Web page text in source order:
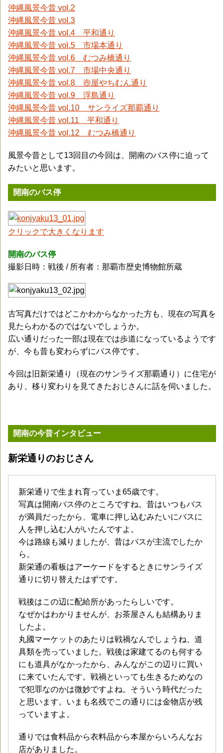
沖縄風景今昔 vol.2
沖縄風景今昔 vol.3
沖縄風景今昔 vol.4 平和通り
沖縄風景今昔 vol.5 市場本通り
沖縄風景今昔 vol.6 むつみ橋通り
沖縄風景今昔 vol.7 市場中央通り
沖縄風景今昔 vol.8 壺屋やちむん通り
沖縄風景今昔 vol.9 浮島通り
沖縄風景今昔 vol.10 サンライズ那覇通り
沖縄風景今昔 vol.11 平和通り
沖縄風景今昔 vol.12 むつみ橋通り
風景今昔として13回目の今回は、開南のバス停に迫って
みたいと思います。
開南のバス停
クリックで大きくなります
開南のバス停
撮影日時：戦後 / 所有者：那覇市歴史博物館所蔵
古写真だけではどこかわからなかった方も、現在の写真を
見たらわかるのではないでしょうか。
広い通りだった一部は現在では歩道になっているようです
が、今も昔も変わらずにバス停です。
今回は旧新栄通り（現在のサンライズ那覇通り）に住宅が
あり、移り変わりを見てきたおじさんに話を伺いました。
開南の今昔インタビュー
新栄通りのおじさん
新栄通りで生まれ育っていま65歳です。
写真は開南バス停のところですね。昔はいつもバス
が満員だったから、電車に押し込むみたいにバスに
人を押し込む人がいたんですよ。
今は路線も減りましたが、昔はバスが主流でしたか
ら。
新栄通の看板はアーケードをするときにサンライズ
通りに切り替えたはずです。
戦後はこの辺に配給所があったらしいです。
なぜかはわかりませんが、お茶屋さんも結構ありま
したよ。
丸國マーケットのあたりは戦禍なんでしょうね、道
具類を売っていました。戦後は家建てるのも何する
にも道具がなかったから、みんながこの辺りに買い
に来ていたんです。戦禍といっても生きるためなの
で犯罪なのかは微妙ですよね。そういう時代だった
と思います。いまも名残でこの通りには金物店が残
っていますよ。
通りでは食料品から衣料品から本屋からいろんなお
店がありました。